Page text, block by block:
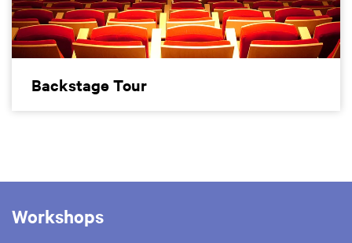
Backstage Tour
Workshops